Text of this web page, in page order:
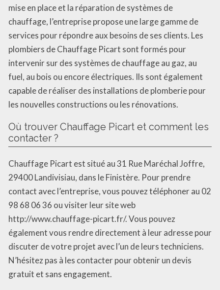
mise en place et la réparation de systèmes de
chauffage, l’entreprise propose une large gamme de
services pour répondre aux besoins de ses clients. Les
plombiers de Chauffage Picart sont formés pour
intervenir sur des systèmes de chauffage au gaz, au
fuel, au bois ou encore électriques. Ils sont également
capable de réaliser des installations de plomberie pour
les nouvelles constructions ou les rénovations.
Où trouver Chauffage Picart et comment les
contacter ?
Chauffage Picart est situé au 31 Rue Maréchal Joffre,
29400 Landivisiau, dans le Finistère. Pour prendre
contact avec l’entreprise, vous pouvez téléphoner au 02
98 68 06 36 ou visiter leur site web
http://www.chauffage-picart.fr/. Vous pouvez
également vous rendre directement à leur adresse pour
discuter de votre projet avec l’un de leurs techniciens.
N’hésitez pas à les contacter pour obtenir un devis
gratuit et sans engagement.